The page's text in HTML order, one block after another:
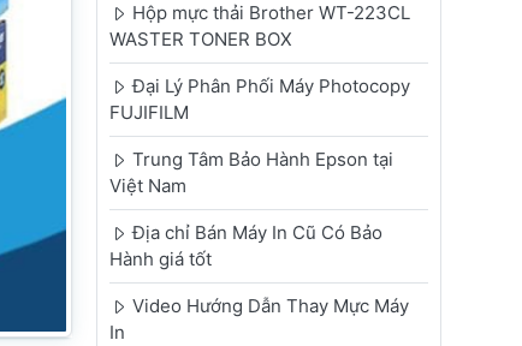
Hộp mực thải Brother WT-223CL
WASTER TONER BOX
Đại Lý Phân Phối Máy Photocopy
FUJIFILM
Trung Tâm Bảo Hành Epson tại
Việt Nam
Địa chỉ Bán Máy In Cũ Có Bảo
Hành giá tốt
Video Hướng Dẫn Thay Mực Máy
In